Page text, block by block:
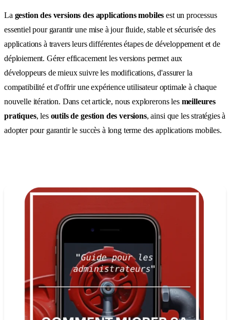
La gestion des versions des applications mobiles est un processus
essentiel pour garantir une mise à jour fluide, stable et sécurisée des
applications à travers leurs différentes étapes de développement et de
déploiement. Gérer efficacement les versions permet aux
développeurs de mieux suivre les modifications, d'assurer la
compatibilité et d'offrir une expérience utilisateur optimale à chaque
nouvelle itération. Dans cet article, nous explorerons les meilleures
pratiques, les outils de gestion des versions, ainsi que les stratégies à
adopter pour garantir le succès à long terme des applications mobiles.